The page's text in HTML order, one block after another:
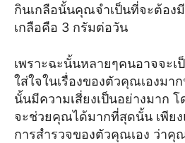
กินเกลือนั้นคุณจำเป็นที่จะต้อง
เกลือคือ 3 กรัมต่อวัน
เพราะฉะนั้นหลายๆคนอาจจะ
ใส่ใจในเรื่องของตัวคุณเองม
นั้นมีความเสี่ยงเป็นอย่างมาก
จะช่วยคุณได้มากที่สุดนั้น เพีย
การสำรวจของตัวคุณเอง ว่า